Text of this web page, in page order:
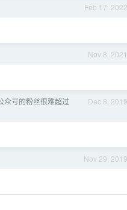
Feb 17, 2022
Nov 8, 2021
Dec 8, 2019
众号的粉丝很难超过
Nov 29, 2019